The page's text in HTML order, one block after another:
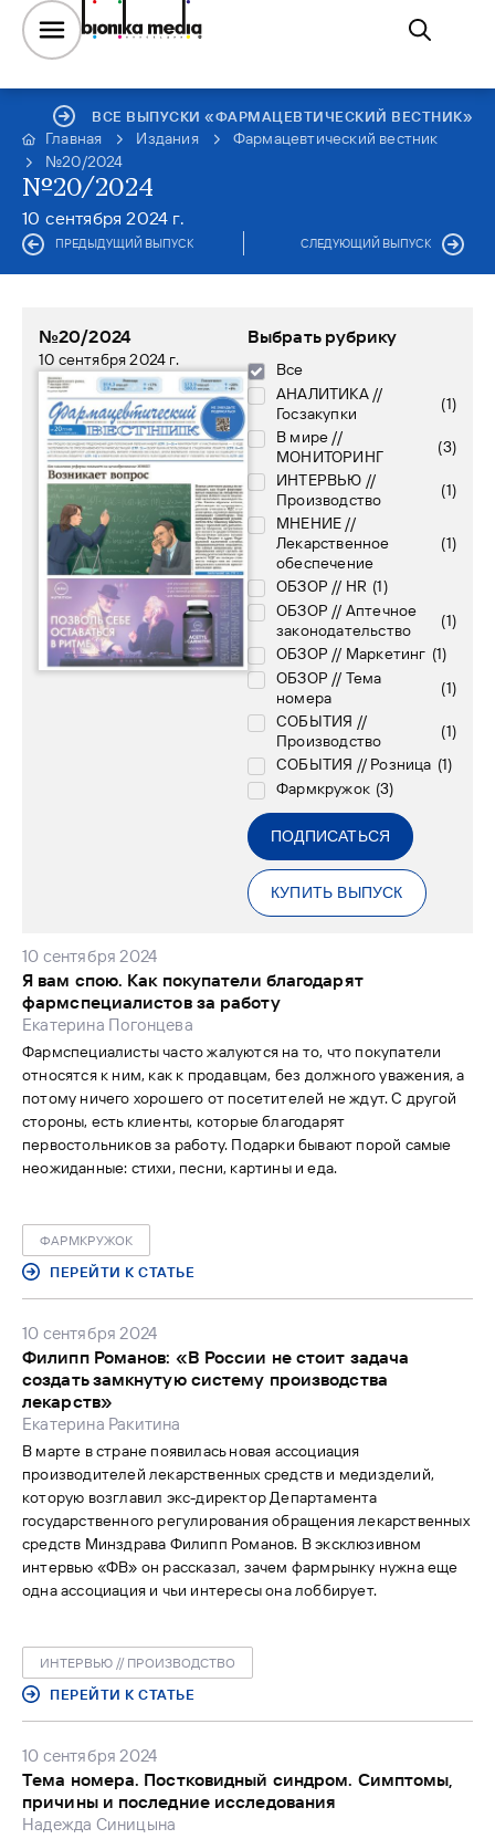
Главная Издания
Фармацевтический вестник
№20/2024
ВСЕ ВЫПУСКИ «ФАРМАЦЕВТИЧЕСКИЙ ВЕСТНИК»
№20/2024
10 сентября 2024 г.
ПРЕДЫДУЩИЙ ВЫПУСК СЛЕДУЮЩИЙ ВЫПУСК
№20/2024
10 сентября 2024 г.
Выбрать рубрику
Все
АНАЛИТИКА //
Госзакупки
(1)
В мире //
МОНИТОРИНГ
(3)
ИНТЕРВЬЮ //
Производство
(1)
МНЕНИЕ //
Лекарственное
обеспечение
(1)
ОБЗОР // HR (1)
ОБЗОР // Аптечное
законодательство
(1)
ОБЗОР // Маркетинг (1)
ОБЗОР // Тема
номера
(1)
СОБЫТИЯ //
Производство
(1)
СОБЫТИЯ // Розница (1)
Фармкружок (3)
ПОДПИСАТЬСЯ
КУПИТЬ ВЫПУСК
10 сентября 2024
Я вам спою. Как покупатели благодарят
фармспециалистов за работу
Екатерина Погонцева
Фармспециалисты часто жалуются на то, что покупатели
относятся к ним, как к продавцам, без должного уважения, а
потому ничего хорошего от посетителей не ждут. С другой
стороны, есть клиенты, которые благодарят
первостольников за работу. Подарки бывают порой самые
неожиданные: стихи, песни, картины и еда.
ФАРМКРУЖОК
ПЕРЕЙТИ К СТАТЬЕ
10 сентября 2024
Филипп Романов: «В России не стоит задача
создать замкнутую систему производства
лекарств»
Екатерина Ракитина
В марте в стране появилась новая ассоциация
производителей лекарственных средств и медизделий,
которую возглавил экс-директор Департамента
государственного регулирования обращения лекарственных
средств Минздрава Филипп Романов. В эксклюзивном
интервью «ФВ» он рассказал, зачем фармрынку нужна еще
одна ассоциация и чьи интересы она лоббирует.
ИНТЕРВЬЮ // ПРОИЗВОДСТВО
ПЕРЕЙТИ К СТАТЬЕ
10 сентября 2024
Тема номера. Постковидный синдром. Симптомы,
причины и последние исследования
Надежда Синицына